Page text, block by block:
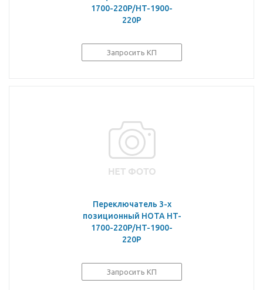
1700-220P/HT-1900-
220P
Запросить КП
Переключатель 3-х
позиционный HOTA HT-
1700-220P/HT-1900-
220P
Запросить КП